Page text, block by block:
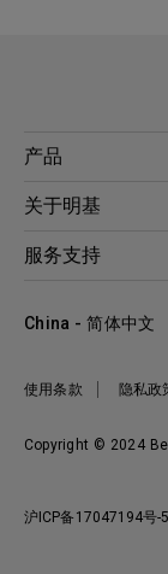
产品
投影机
WiT智能灯
关于明基
公司简介
企业社会责任
服务支持
档案下载与常见问
Copyright © 2024
使用条款 隐私政
China - 简体中文
沪ICP备17047194号-5